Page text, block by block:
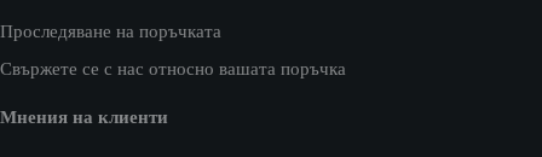
Проследяване на поръчката
Свържете се с нас относно вашата поръчка
Мнения на клиенти